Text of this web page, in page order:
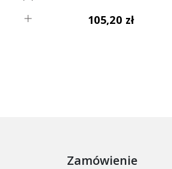
105,20 zł
Zamówienie